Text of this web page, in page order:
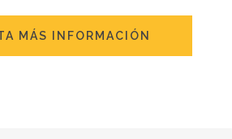
MÁS INFORMACIÓN